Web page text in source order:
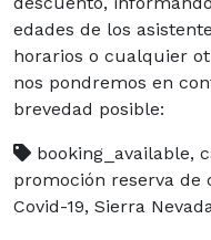
edades de los
horarios o cualquier
nos pondremos en
brevedad posible:
booking_available,
promoción reserva de
Covid-19, Sierra